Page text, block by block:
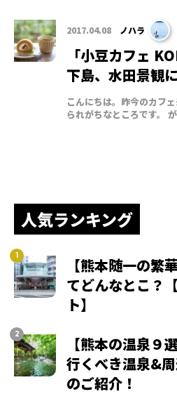
2017.04.08 ノハラ
「小豆カフェ
下島、水田景観
こんにちは。昨今のカフ
られがちなところです。
人気ランキング
【熊本随一の繁
てどんなとこ？
ト】
【熊本の温泉９
行くべき温泉&
のご紹介！